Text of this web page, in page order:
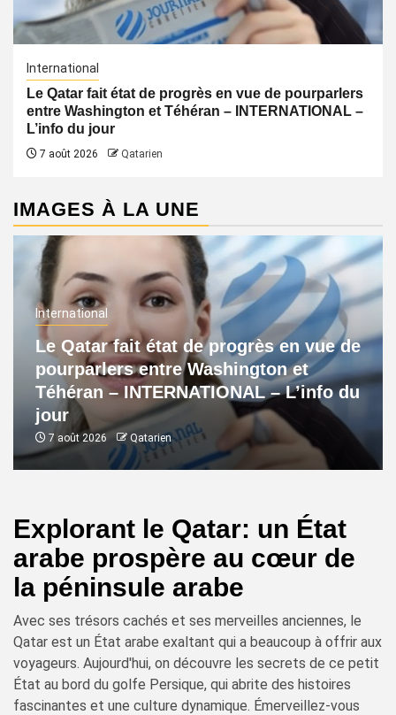
International
Le Qatar fait état de progrès en vue de pourparlers
entre Washington et Téhéran – INTERNATIONAL –
L’info du jour
7 août 2026 Qatarien
IMAGES À LA UNE
International
Le Qatar fait état de progrès en vue de
pourparlers entre Washington et
Téhéran – INTERNATIONAL – L’info du
jour
7 août 2026 Qatarien
Explorant le Qatar: un État
arabe prospère au cœur de
la péninsule arabe
Avec ses trésors cachés et ses merveilles anciennes, le
Qatar est un État arabe exaltant qui a beaucoup à offrir aux
voyageurs. Aujourd'hui, on découvre les secrets de ce petit
État au bord du golfe Persique, qui abrite des histoires
fascinantes et une culture dynamique. Émerveillez-vous